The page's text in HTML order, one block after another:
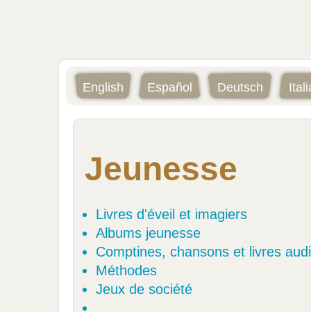
English Español Deutsch
Jeunesse
Livres d'éveil et imagiers
Albums jeunesse
Comptines, chansons et livres
Méthodes
Jeux de société